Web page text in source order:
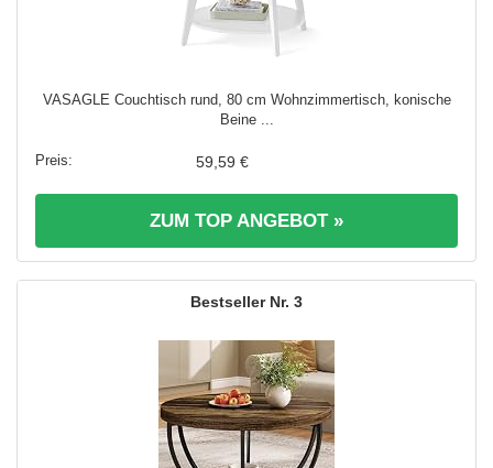
VASAGLE Couchtisch rund, 80 cm Wohnzimmertisch, konische
Beine ...
59,59 €
ZUM TOP ANGEBOT »
3